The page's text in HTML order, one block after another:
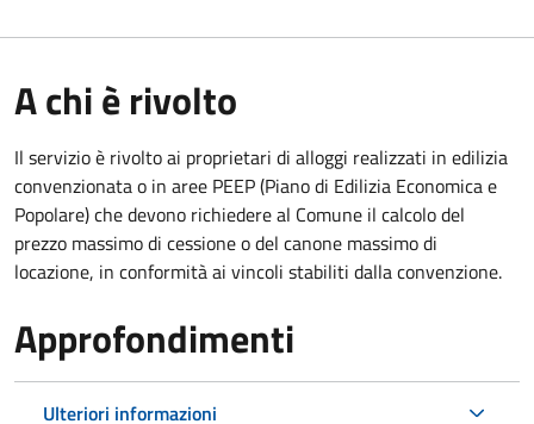
A chi è rivolto
Il servizio è rivolto ai proprietari di alloggi realizzati in edilizia
convenzionata o in aree PEEP (Piano di Edilizia Economica e
Popolare) che devono richiedere al Comune il calcolo del
prezzo massimo di cessione o del canone massimo di
locazione, in conformità ai vincoli stabiliti dalla convenzione.
Approfondimenti
Ulteriori informazioni